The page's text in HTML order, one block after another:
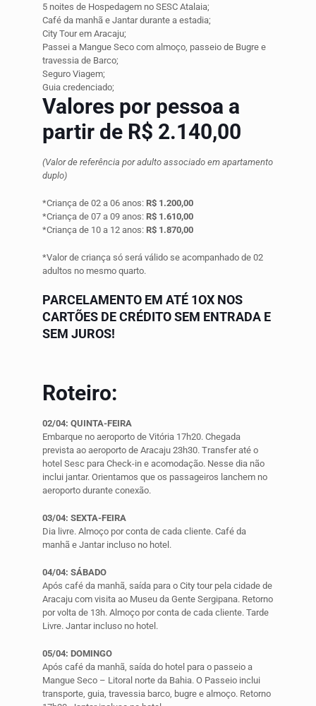
5 noites de Hospedagem no SESC Atalaia;
Café da manhã e Jantar durante a estadia;
City Tour em Aracaju;
Passei a Mangue Seco com almoço, passeio de Bugre e
travessia de Barco;
Seguro Viagem;
Guia credenciado;
Valores por pessoa a
partir de R$ 2.140,00
(Valor de referência por adulto associado em apartamento
duplo)
*Criança de 02 a 06 anos: R$ 1.200,00
*Criança de 07 a 09 anos: R$ 1.610,00
*Criança de 10 a 12 anos: R$ 1.870,00
*Valor de criança só será válido se acompanhado de 02
adultos no mesmo quarto.
PARCELAMENTO EM ATÉ 1OX NOS
CARTÕES DE CRÉDITO SEM ENTRADA E
SEM JUROS!
Roteiro:
02/04: QUINTA-FEIRA
Embarque no aeroporto de Vitória 17h20. Chegada
prevista ao aeroporto de Aracaju 23h30. Transfer até o
hotel Sesc para Check-in e acomodação. Nesse dia não
inclui jantar. Orientamos que os passageiros lanchem no
aeroporto durante conexão.
03/04: SEXTA-FEIRA
Dia livre. Almoço por conta de cada cliente. Café da
manhã e Jantar incluso no hotel.
04/04: SÁBADO
Após café da manhã, saída para o City tour pela cidade de
Aracaju com visita ao Museu da Gente Sergipana. Retorno
por volta de 13h. Almoço por conta de cada cliente. Tarde
Livre. Jantar incluso no hotel.
05/04: DOMINGO
Após café da manhã, saída do hotel para o passeio a
Mangue Seco – Litoral norte da Bahia. O Passeio inclui
transporte, guia, travessia barco, bugre e almoço. Retorno